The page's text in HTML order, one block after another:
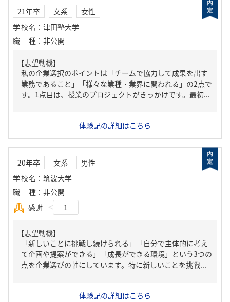
21年卒 文系
女性
学校名 ： 津田塾大学
職種 ： 非公開
【志望動機】
私の企業選択のポイントは「チームで協力して成果を出す
業務であること」「様々な業種・業界に関われる」の2点で
す。1点目は、授業のプロジェクトがきっかけです。最初...
体験記の詳細はこちら
20年卒 文系
男性
学校名 ： 筑波大学
職種 ： 非公開
感謝
1
【志望動機】
「新しいことに挑戦し続けられる」「自分で主体的に考え
て企画や提案ができる」「成長ができる環境」という3つの
点を企業選びの軸にしています。特に新しいことを挑戦...
体験記の詳細はこちら